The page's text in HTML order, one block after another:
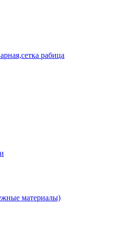
рабица
материалы)